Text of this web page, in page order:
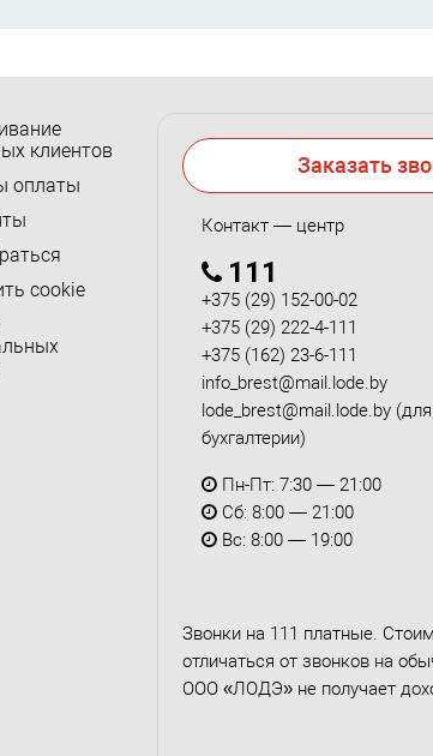
клиентов
оплаты
cookie
Заказать
Контакт — центр
111
+375 (29) 152-00-02
+375 (29) 222-4-111
+375 (162) 23-6-111
info_brest@mail.lode.by
lode_brest@mail.lode.by (для
бухгалтерии)
Пн-Пт: 7:30 — 21:00
Сб: 8:00 — 21:00
Вс: 8:00 — 19:00
Звонки на 111 платные.
отличаться от звонков на
ООО «ЛОДЭ» не получает